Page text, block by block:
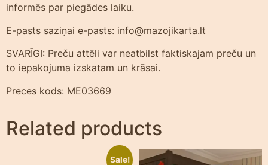
informēs par piegādes laiku.
E-pasts saziņai e-pasts: info@mazojikarta.lt
SVARĪGI: Preču attēli var neatbilst faktiskajam preču un
to iepakojuma izskatam un krāsai.
Preces kods: ME03669
Related products
Sale!